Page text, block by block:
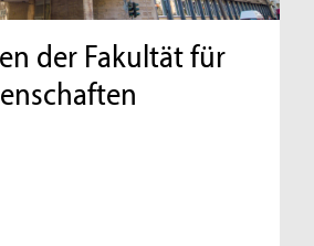
der Fakultät für